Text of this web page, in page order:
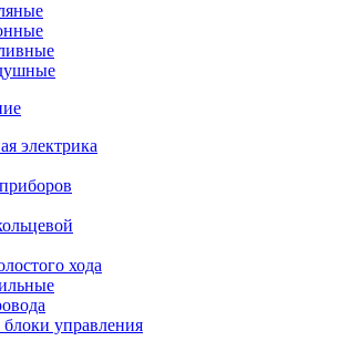
электрика
хода
управления